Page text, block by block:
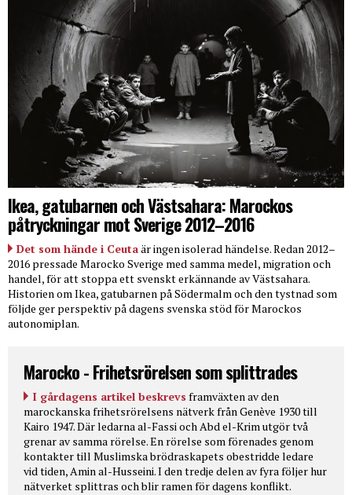
Ikea, gatubarnen och Västsahara: Marockos
påtryckningar mot Sverige 2012–2016
Det som hände i Ceutaär ingen isolerad händelse. Redan 2012–
2016 pressade Marocko Sverige med samma medel, migration och
handel, för att stoppa ett svenskt erkännande av Västsahara.
Historien om Ikea, gatubarnen på Södermalm och den tystnad som
följde ger perspektiv på dagens svenska stöd för Marockos
autonomiplan.
Marocko - Frihetsrörelsen som splittrades
I gårdagens artikel beskrevs framväxten av den
marockanska frihetsrörelsens nätverk från Genève 1930 till
Kairo 1947. Där ledarna al-Fassi och Abd el-Krim utgör två
grenar av samma rörelse. En rörelse som förenades genom
kontakter till Muslimska brödraskapets obestridde ledare
vid tiden, Amin al-Husseini. I den tredje delen av fyra följer hur
nätverket splittras och blir ramen för dagens konflikt.